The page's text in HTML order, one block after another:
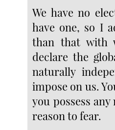
We have no
have one, so I
than that with
declare the
naturally
impose on us.
you possess
reason to fear.